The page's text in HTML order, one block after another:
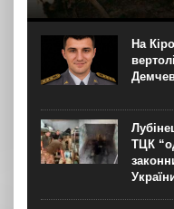
На YouTube-каналі
першої серії нового
спільноти”. Про це
“Кожна серія
цінностям, внутрішній...
На
ТЦК